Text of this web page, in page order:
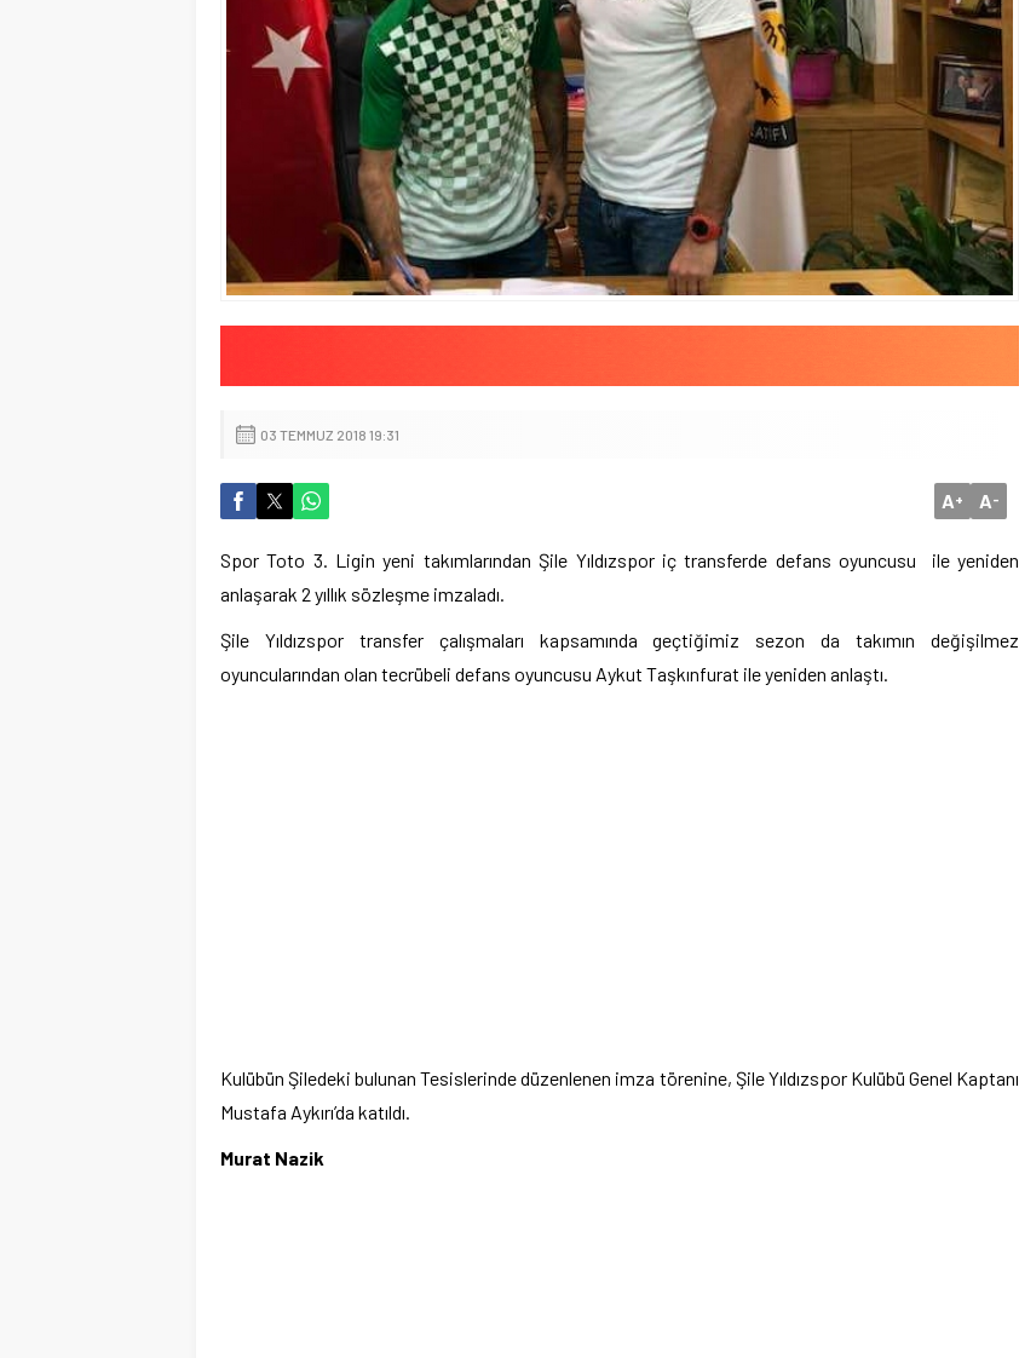
03 TEMMUZ 2018 19:31
A+ A-
Spor Toto 3. Ligin yeni takımlarından Şile Yıldızspor iç transferde defans oyuncusu ile yeniden
anlaşarak 2 yıllık sözleşme imzaladı.
Şile Yıldızspor transfer çalışmaları kapsamında geçtiğimiz sezon da takımın değişilmez
oyuncularından olan tecrübeli defans oyuncusu Aykut Taşkınfurat ile yeniden anlaştı.
Kulübün Şiledeki bulunan Tesislerinde düzenlenen imza törenine, Şile Yıldızspor Kulübü Genel Kaptanı
Mustafa Aykırı’da katıldı.
Murat Nazik